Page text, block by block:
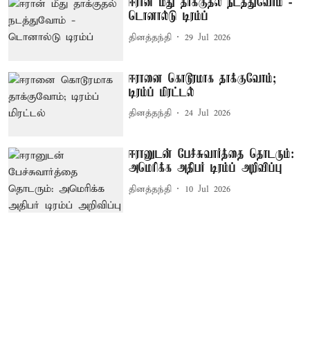
ஈரான் மீது தாக்குதல் நடத்துவோம் -
டொனால்டு டிரம்ப்
தினத்தந்தி 29 Jul 2026
ஈரானை கொடூரமாக தாக்குவோம்;
டிரம்ப் மிரட்டல்
தினத்தந்தி 24 Jul 2026
ஈரானுடன் பேச்சுவார்த்தை தொடரும்:
அமெரிக்க அதிபர் டிரம்ப் அறிவிப்பு
தினத்தந்தி 10 Jul 2026